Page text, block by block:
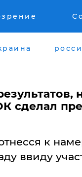
сделал
к
ввиду